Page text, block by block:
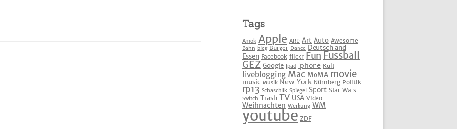
Tags
Amok Apple ARD Art Auto Awesome
Bahn blog Burger Dance Deutschland
Essen Facebook flickr Fun Fussball
GEZ Google ipad iphone Kult
liveblogging Mac MoMA movie
music Musik New York Nürnberg Politik
rp13 Schaschlik Spiegel Sport Star Wars
Switch Trash TV USA Video
Weihnachten Werbung WM
youtube ZDF